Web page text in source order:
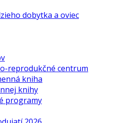
dobytka a oviec
reprodukčné centrum
kniha
knihy
programy